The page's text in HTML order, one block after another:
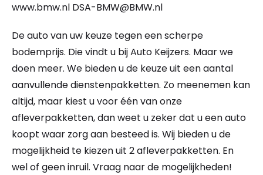
www.bmw.nl DSA-BMW@BMW.nl
De auto van uw keuze tegen een scherpe
bodemprijs. Die vindt u bij Auto Keijzers. Maar we
doen meer. We bieden u de keuze uit een aantal
aanvullende dienstenpakketten. Zo meenemen kan
altijd, maar kiest u voor één van onze
afleverpakketten, dan weet u zeker dat u een auto
koopt waar zorg aan besteed is. Wij bieden u de
mogelijkheid te kiezen uit 2 afleverpakketten. En
wel of geen inruil. Vraag naar de mogelijkheden!